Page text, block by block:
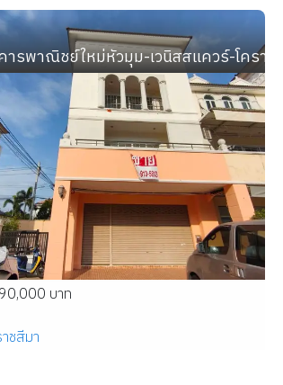
.กันทรวิชัย มหาสารคาม ใกล้ ม.มหาสาร
ารพาณิชย์ใหม่หัวมุม-เวนิสสแควร์-โครา
บาท
ชสีมา